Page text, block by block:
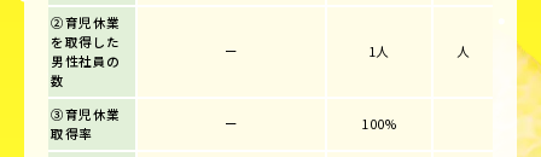
②育児休業
を取得した
男性社員の
数
ー 1人 人
③育児休業
取得率
ー 100%